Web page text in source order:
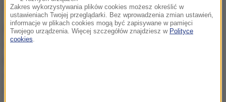
24 biegłych -dodaje Seremet.
Prokurator generalny twierdzi , że biegli również
odnieśli się do pytań, które wnosili niektórzy
Zakres wykorzystywania plików cookies możesz określić w
ustawieniach Twojej przeglądarki. Bez wprowadzenia zmian ustawień,
informacje w plikach cookies mogą być zapisywane w pamięci
Twojego urządzenia. Więcej szczegółów znajdziesz w Polityce
cookies